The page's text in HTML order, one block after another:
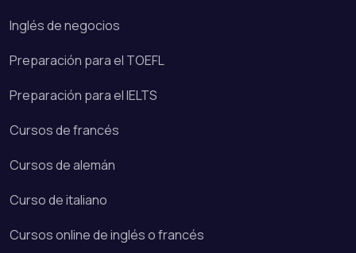
Inglés de negocios
Preparación para el TOEFL
Preparación para el IELTS
Cursos de francés
Cursos de alemán
Curso de italiano
Cursos online de inglés o francés